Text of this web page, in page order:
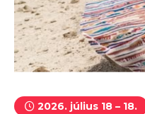
2026. július 18 – 18.